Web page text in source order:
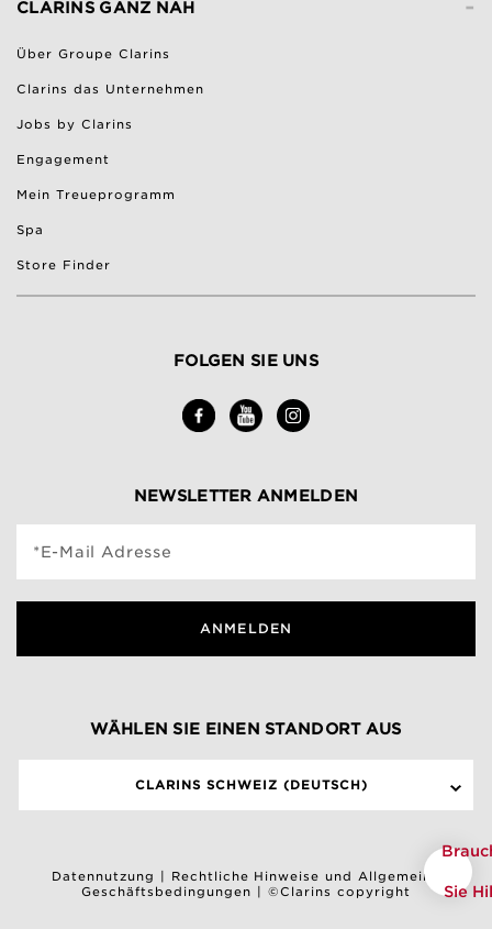
-
CLARINS GANZ NAH
Über Groupe Clarins
Clarins das Unternehmen
Jobs by Clarins
Engagement
Mein Treueprogramm
Spa
Store Finder
FOLGEN SIE UNS
NEWSLETTER ANMELDEN
*E-Mail Adresse
ANMELDEN
WÄHLEN SIE EINEN STANDORT AUS
CLARINS SCHWEIZ (DEUTSCH)
Datennutzung
Rechtliche Hinweise und Allgemeine
Geschäftsbedingungen
©Clarins copyright Sie